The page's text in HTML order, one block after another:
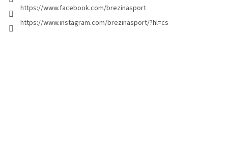
ý
p
https://www.facebook.com/brezinasport
https://www.instagram.com/brezinasport/?hl=cs